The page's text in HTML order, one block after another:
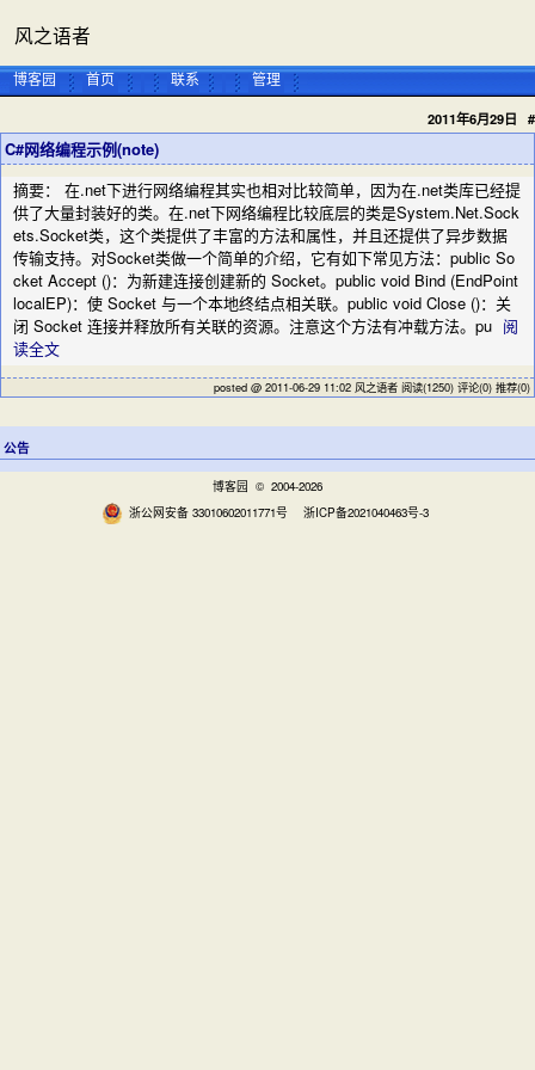
风之语者
博客园 首页 联系 管理
公告
2011年6月29日 #
C#网络编程示例(note)
摘要： 在.net下进行网络编程其实也相对比较简单，因为在.net类库已经提
供了大量封装好的类。在.net下网络编程比较底层的类是System.Net.Sock
ets.Socket类，这个类提供了丰富的方法和属性，并且还提供了异步数据
传输支持。对Socket类做一个简单的介绍，它有如下常见方法：public So
cket Accept ()：为新建连接创建新的 Socket。public void Bind (EndPoint
localEP)：使 Socket 与一个本地终结点相关联。public void Close ()：关
闭 Socket 连接并释放所有关联的资源。注意这个方法有冲载方法。pu 阅
读全文
posted @ 2011-06-29 11:02 风之语者 阅读(1250) 评论(0) 推荐(0)
博客园 © 2004-2026
浙公网安备 33010602011771号
浙ICP备2021040463号-3